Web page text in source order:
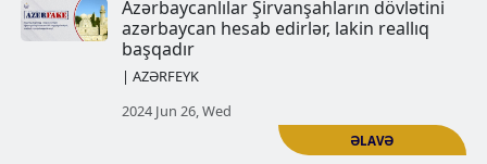
Azərbaycanlılar Füzulini azəri
hesab edirlər, lakin reallıq
| AZƏRFEYK
2024 Jun 12, Wed